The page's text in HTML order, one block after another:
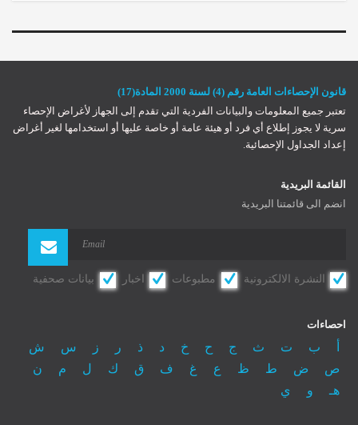
Register Log In
قانون الإحصاءات العامة رقم (4) لسنة 2000 المادة(17)
تعتبر جميع المعلومات والبيانات الفردية التي تقدم إلى الجهاز لأغراض الإحصاء
سرية لا يجوز إطلاع أي فرد أو هيئة عامة أو خاصة عليها أو استخدامها لغير أغراض
إعداد الجداول الإحصائية.
القائمة البريدية
انضم الى قائمتنا البريدية
النشرة الالكترونية مطبوعات اخبار بيانات صحفية
احصاءات
ب ت ث ج ح خ د ذ ر ز س
ش
ص
ض ط ظ ع غ ف ق ك ل م
ن
هـ
و ي